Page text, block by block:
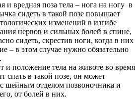
и вредная поза тела – нога на ногу в
сидеть в такой позе повышает
изменений в изгибе
нервов и сильных болей в спине,
сидеть, скрестив ноги, когда в них
– в этом случае нужно обязательно
и положение тела на животе во время
спать в такой позе, он может
шейным отделом позвоночника и
от болей в них.